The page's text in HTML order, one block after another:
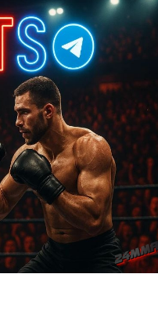
и мира
Далее
— Стив Сейег